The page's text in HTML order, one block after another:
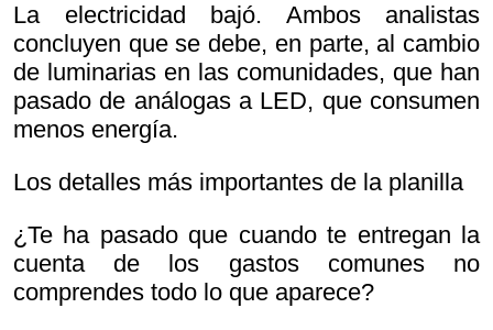
La electricidad bajó. Ambos analistas
concluyen que se debe, en parte, al cambio
de luminarias en las comunidades, que han
pasado de análogas a LED, que consumen
menos energía.
Los detalles más importantes de la planilla
¿Te ha pasado que cuando te entregan la
cuenta de los gastos comunes no
comprendes todo lo que aparece?